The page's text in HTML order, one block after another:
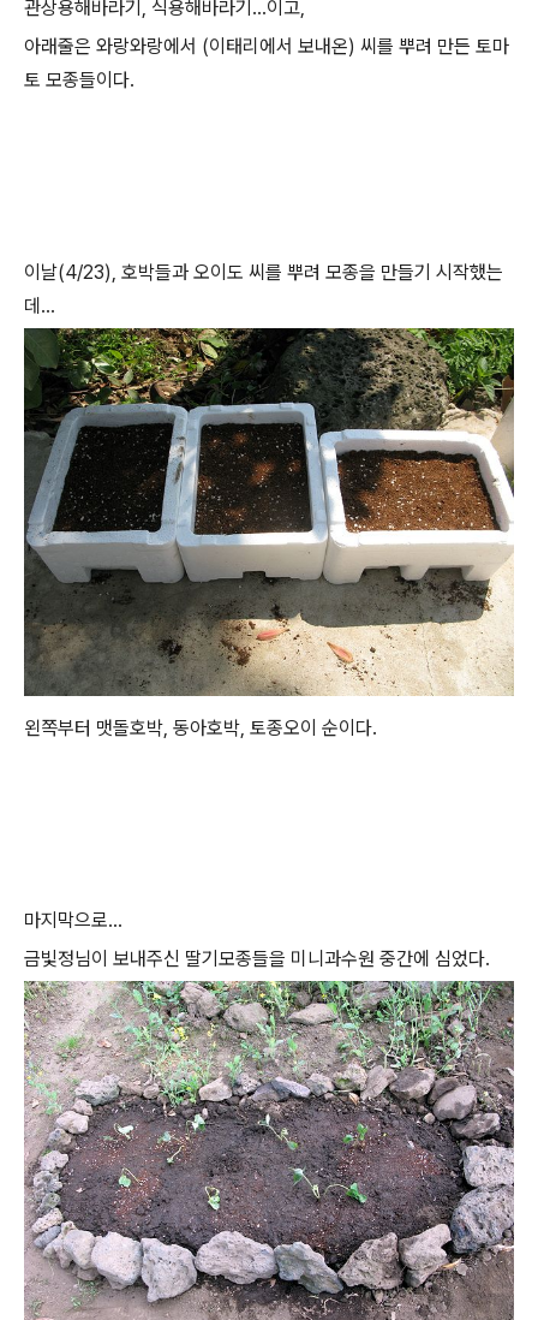
관상용해바라기, 식용해바라기...이고,
아래줄은 와랑와랑에서 (이태리에서 보내온) 씨를 뿌려 만든 토마
토 모종들이다.
이날(4/23), 호박들과 오이도 씨를 뿌려 모종을 만들기 시작했는
데...
왼쪽부터 맷돌호박, 동아호박, 토종오이 순이다.
마지막으로...
금빛정님이 보내주신 딸기모종들을 미니과수원 중간에 심었다.